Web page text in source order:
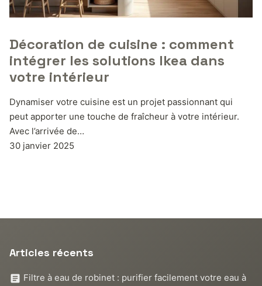
Décoration de cuisine : comment
intégrer les solutions Ikea dans
votre intérieur
Dynamiser votre cuisine est un projet passionnant qui
peut apporter une touche de fraîcheur à votre intérieur.
Avec l’arrivée de…
30 janvier 2025
Articles récents
Filtre à eau de robinet : purifier facilement votre eau à